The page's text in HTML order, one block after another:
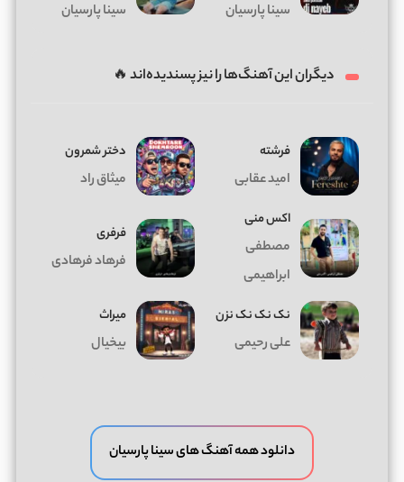
سینا پارسیان سینا پارسیان
دیگران این آهنگ‌ها را نیز پسندیده‌اند 🔥
فرشته
امید عقابی
دختر شمرون
میثاق راد
اکس منی
مصطفی
ابراهیمی
فرفری
فرهاد فرهادی
نک نک نک نزن
علی رحیمی
میراث
بیخیال
دانلود همه آهنگ های سینا پارسیان